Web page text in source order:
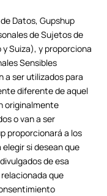
Datos, Gupshup
de Sujetos de
y Suiza), y proporciona
Sensibles
a ser utilizados para
diferente de aquel
originalmente
o van a ser
proporcionará a los
si desean que
de esa
que